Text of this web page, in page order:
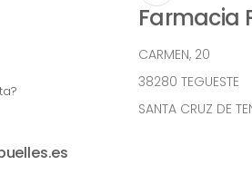
Farmacia
CARMEN, 20
38280 TEGUESTE
SANTA CRUZ DE